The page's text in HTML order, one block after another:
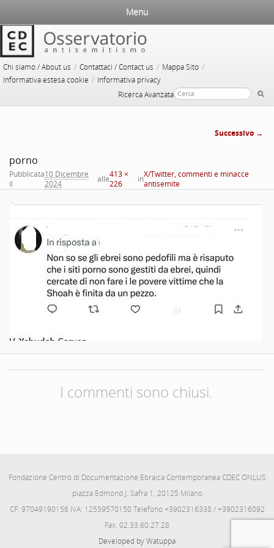
Chi siamo / About us / Contattaci / Contact us / Mappa Sito /
Informativa estesa cookie / Informativa privacy
Ricerca Avanzata
Menu
Successivo →
porno
Pubblicata
il
10 Dicembre
2024
alle413 ×
226
inX/Twitter, commenti e minacce
antisemite
I commenti sono chiusi.
Fondazione Centro di Documentazione Ebraica Contemporanea CDEC ONLUS
piazza Edmond J. Safra 1, 20125 Milano
CF: 97049190156 IVA: 12559570150 Telefono +3902316338 / +3902316092
Fax: 02.33.60.27.28
Developed by Watuppa